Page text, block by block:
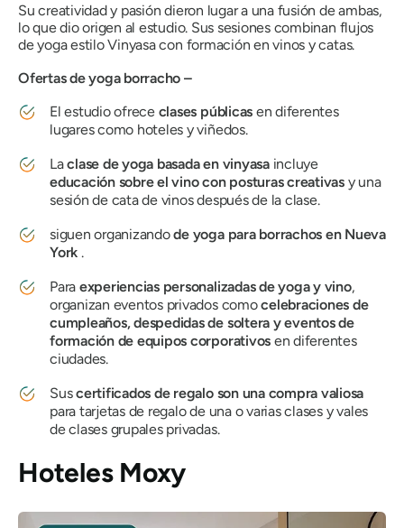
Su creatividad y pasión dieron lugar a una fusión de ambas,
lo que dio origen al estudio. Sus sesiones combinan flujos
de yoga estilo Vinyasa con formación en vinos y catas.
Ofertas de yoga borracho –
El estudio ofrececlases públicas en diferentes
lugares como hoteles y viñedos.
Laclase de yoga basada en vinyasaincluye
educación sobre el vino con posturas creativas y una
sesión de cata de vinos después de la clase.
siguen organizandode yoga para borrachos en Nueva
York .
Para experiencias personalizadas de yoga y vino,
organizan eventos privados comocelebraciones de
cumpleaños, despedidas de soltera y eventos de
formación de equipos corporativos en diferentes
ciudades.
Suscertificados de regalo son una compra valiosa
para tarjetas de regalo de una o varias clases y vales
de clases grupales privadas.
Hoteles Moxy